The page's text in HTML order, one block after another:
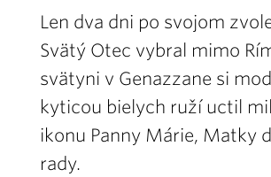
Len dva dni po svojom
Svätý Otec vybral mimo
svätyni v Genazzane si
kyticou bielych ruží uctil
ikonu Panny Márie, Matky
rady.